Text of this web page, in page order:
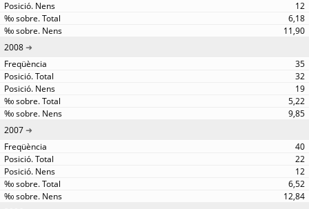
12
6,18
11,90
2008
35
32
19
5,22
9,85
2007
40
22
12
6,52
12,84